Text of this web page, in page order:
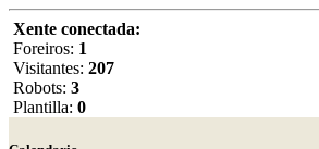
Xente conectada:
Foreiros: 1
Visitantes: 207
Robots: 3
Plantilla: 0